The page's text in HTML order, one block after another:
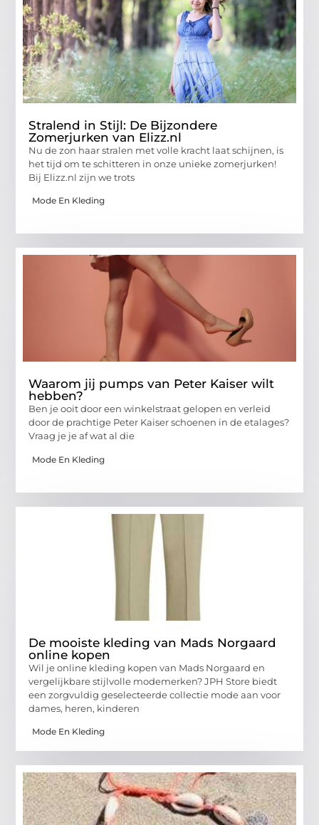
Stralend in Stijl: De Bijzondere
Zomerjurken van Elizz.nl
Nu de zon haar stralen met volle kracht laat schijnen, is
het tijd om te schitteren in onze unieke zomerjurken!
Bij Elizz.nl zijn we trots
Mode En Kleding
Waarom jij pumps van Peter Kaiser wilt
hebben?
Ben je ooit door een winkelstraat gelopen en verleid
door de prachtige Peter Kaiser schoenen in de etalages?
Vraag je je af wat al die
Mode En Kleding
De mooiste kleding van Mads Norgaard
online kopen
Wil je online kleding kopen van Mads Norgaard en
vergelijkbare stijlvolle modemerken? JPH Store biedt
een zorgvuldig geselecteerde collectie mode aan voor
dames, heren, kinderen
Mode En Kleding